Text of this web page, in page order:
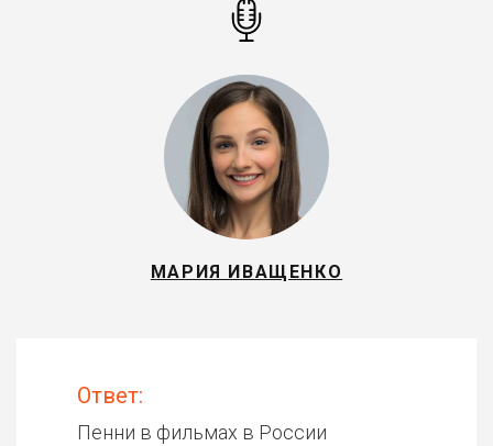
МАРИЯ ИВАЩЕНКО
Ответ:
Пенни в фильмах в России